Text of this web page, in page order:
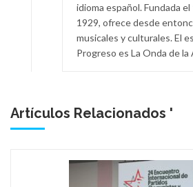
idioma español. Fundada
1929, ofrece desde
musicales y culturales. El
Progreso es La Onda de la
Artículos Relacionados '